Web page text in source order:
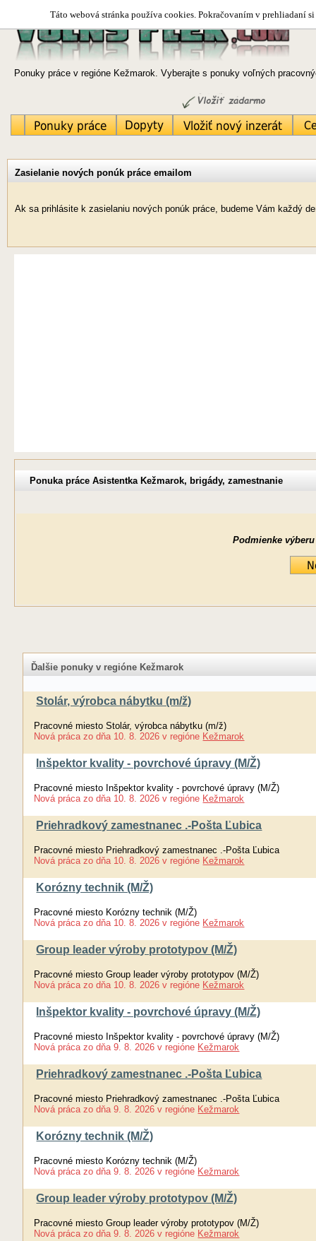
Táto webová stránka používa cookies. Pokračovaním v prehliadaní
Ponuky práce v regióne Kežmarok. Vyberajte s ponuky voľných
Zasielanie nových ponúk práce emailom
Ak sa prihlásite k zasielaniu nových ponúk práce, budeme Vám každý
Ponuka práce Asistentka Kežmarok, brigády, zamestnanie
Podmienke výberu
Ďalšie ponuky v regióne Kežmarok
Stolár, výrobca nábytku (m/ž)
Pracovné miesto Stolár, výrobca nábytku (m/ž)
Nová práca zo dňa 10. 8. 2026 v regióne Kežmarok
Inšpektor kvality - povrchové úpravy (M/Ž)
Pracovné miesto Inšpektor kvality - povrchové úpravy (M/Ž)
Nová práca zo dňa 10. 8. 2026 v regióne Kežmarok
Priehradkový zamestnanec .-Pošta Ľubica
Pracovné miesto Priehradkový zamestnanec .-Pošta Ľubica
Nová práca zo dňa 10. 8. 2026 v regióne Kežmarok
Korózny technik (M/Ž)
Pracovné miesto Korózny technik (M/Ž)
Nová práca zo dňa 10. 8. 2026 v regióne Kežmarok
Group leader výroby prototypov (M/Ž)
Pracovné miesto Group leader výroby prototypov (M/Ž)
Nová práca zo dňa 10. 8. 2026 v regióne Kežmarok
Inšpektor kvality - povrchové úpravy (M/Ž)
Pracovné miesto Inšpektor kvality - povrchové úpravy (M/Ž)
Nová práca zo dňa 9. 8. 2026 v regióne Kežmarok
Priehradkový zamestnanec .-Pošta Ľubica
Pracovné miesto Priehradkový zamestnanec .-Pošta Ľubica
Nová práca zo dňa 9. 8. 2026 v regióne Kežmarok
Korózny technik (M/Ž)
Pracovné miesto Korózny technik (M/Ž)
Nová práca zo dňa 9. 8. 2026 v regióne Kežmarok
Group leader výroby prototypov (M/Ž)
Pracovné miesto Group leader výroby prototypov (M/Ž)
Nová práca zo dňa 9. 8. 2026 v regióne Kežmarok